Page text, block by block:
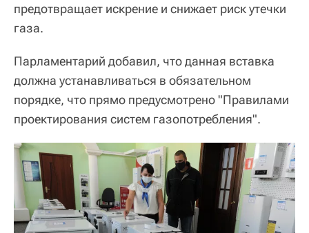
предотвращает искрение и снижает риск утечки
газа.
Парламентарий добавил, что данная вставка
должна устанавливаться в обязательном
порядке, что прямо предусмотрено "Правилами
проектирования систем газопотребления".